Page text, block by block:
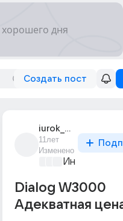
Создать пост
iurok_pekhpatrov
11лет
Изменено
Dialog W3000
Адекватная